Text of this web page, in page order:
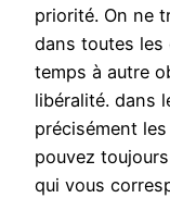
priorité. On ne
dans toutes les
temps à autre
libéralité. dans
précisément
pouvez
qui vous